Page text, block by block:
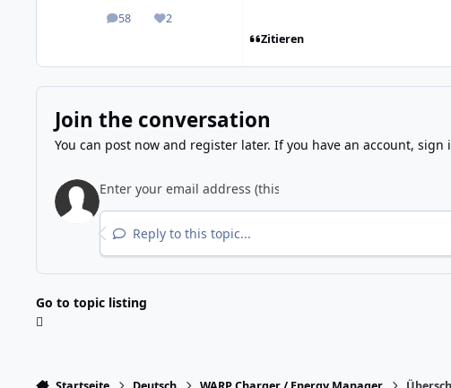
58
posts 2
Reputation
Zitieren
Join the conversation
You can post now and register later. If you have an account, sign
Reply to this topic...
Go to topic listing